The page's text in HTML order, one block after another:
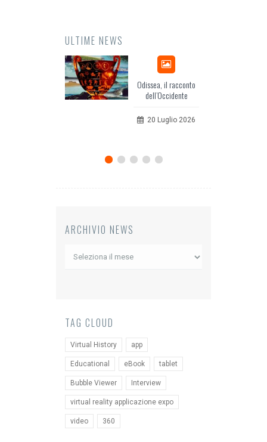
ULTIME NEWS
Odissea, il racconto
dell’Occidente
20 Luglio 2026
ARCHIVIO NEWS
Archivio
TAG CLOUD
Virtual History app
Educational eBook tablet
Bubble Viewer Interview
virtual reality applicazione expo
video 360